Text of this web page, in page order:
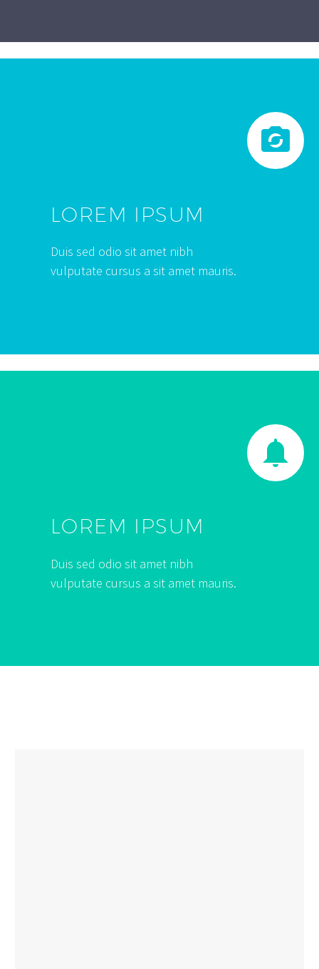


LOREM IPSUM
Duis sed odio sit amet nibh
vulputate cursus a sit amet mauris.


LOREM IPSUM
Duis sed odio sit amet nibh
vulputate cursus a sit amet mauris.